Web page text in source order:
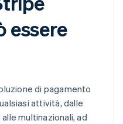
essere
di pagamento
attività, dalle
multinazionali, ad